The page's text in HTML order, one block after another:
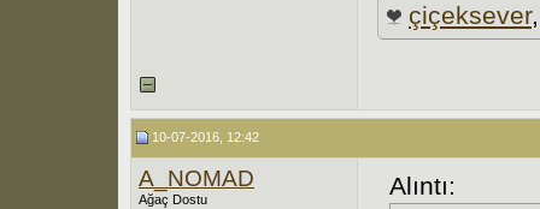
çiçeksever
10-07-2016, 12:42
A_NOMAD
Ağaç Dostu Alıntı: